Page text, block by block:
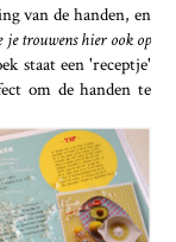
van de handen, en
je trouwens hier ook op
staat een 'receptje'
om de handen te